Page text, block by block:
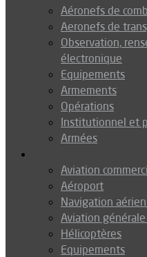
Aéronefs de
Aeronefs de
Observation,
électronique
Equipements
Armements
Opérations
Institutionnel et
Armées
Aviation
Aéroport
Navigation
Aviation
Hélicoptères
Equipements